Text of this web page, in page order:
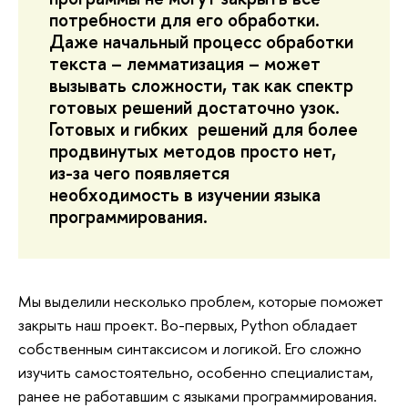
потребности для его обработки.
Даже начальный процесс обработки
текста – лемматизация – может
вызывать сложности, так как спектр
готовых решений достаточно узок.
Готовых и гибких решений для более
продвинутых методов просто нет,
из-за чего появляется
необходимость в изучении языка
программирования.
Мы выделили несколько проблем, которые поможет
закрыть наш проект. Во-первых, Python обладает
собственным синтаксисом и логикой. Его сложно
изучить самостоятельно, особенно специалистам,
ранее не работавшим с языками программирования.